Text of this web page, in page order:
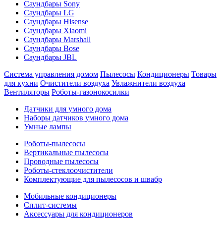
Саундбары Sony
Саундбары LG
Саундбары Hisense
Саундбары Xiaomi
Саундбары Marshall
Саундбары Bose
Саундбары JBL
Система управления домом Пылесосы Кондиционеры Товары
для кухни Очистители воздуха Увлажнители воздуха
Вентиляторы Роботы-газонокосилки
Датчики для умного дома
Наборы датчиков умного дома
Умные лампы
Роботы-пылесосы
Вертикальные пылесосы
Проводные пылесосы
Роботы-стеклоочистители
Комплектующие для пылесосов и швабр
Мобильные кондиционеры
Сплит-системы
Аксессуары для кондиционеров